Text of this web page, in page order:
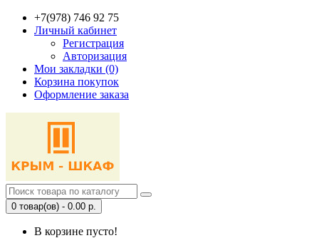
+7(978) 746 92 75
Личный кабинет
Регистрация
Авторизация
Мои закладки (0)
Корзина покупок
Оформление заказа
0 товар(ов) - 0.00 р.
В корзине пусто!